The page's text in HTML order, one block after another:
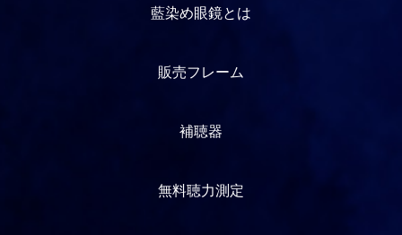
藍染め眼鏡とは
販売フレーム
補聴器
無料聴力測定